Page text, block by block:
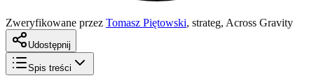
Zweryfikowane przez Tomasz Piętowski, strateg, Across Gravity
Udostępnij
Spis treści